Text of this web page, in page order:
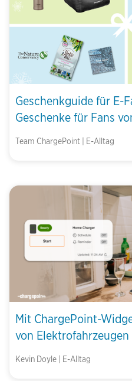
Geschenkguide für E-
Geschenke für Fans
Team ChargePoint | E-Alltag
Mit ChargePoint-
von
Kevin Doyle | E-Alltag